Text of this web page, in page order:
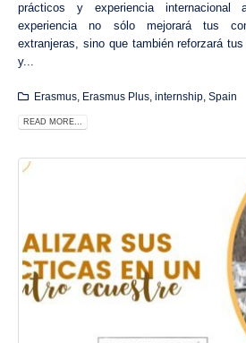
prácticos y experiencia
experiencia no sólo mejorará tus
extranjeras, sino que también reforzará
y...
Erasmus, Erasmus Plus, internship, Spain
READ MORE...